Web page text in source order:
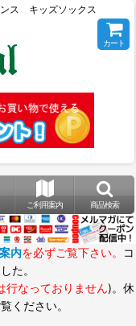
ンス キッズソックス
カート
ご利用案内 商品検索
内を必ずご覧下さい。
コ
た。
行なっておりません)。休
ください。